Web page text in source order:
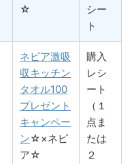
☆
シー
ト
ネピア激吸
収キッチン
タオル100
プレゼント
キャンペー
ン☆×ネピ
ア☆
購入
レシ
ート
（１
点ま
たは
２